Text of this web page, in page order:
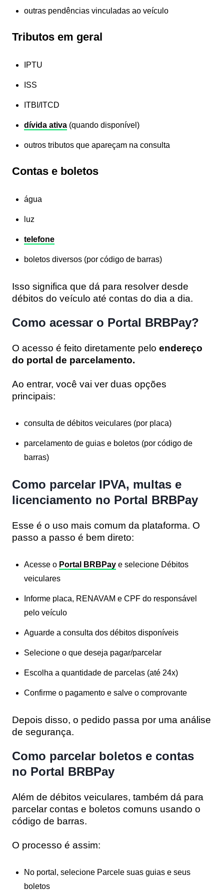
outras pendências vinculadas ao veículo
Tributos em geral
IPTU
ISS
ITBI/ITCD
dívida ativa (quando disponível)
outros tributos que apareçam na consulta
Contas e boletos
água
luz
telefone
boletos diversos (por código de barras)
Isso significa que dá para resolver desde
débitos do veículo até contas do dia a dia.
Como acessar o Portal BRBPay?
O acesso é feito diretamente pelo endereço
do portal de parcelamento.
Ao entrar, você vai ver duas opções
principais:
consulta de débitos veiculares (por placa)
parcelamento de guias e boletos (por código de
barras)
Como parcelar IPVA, multas e
licenciamento no Portal BRBPay
Esse é o uso mais comum da plataforma. O
passo a passo é bem direto:
Acesse o Portal BRBPay e selecione Débitos
veiculares
Informe placa, RENAVAM e CPF do responsável
pelo veículo
Aguarde a consulta dos débitos disponíveis
Selecione o que deseja pagar/parcelar
Escolha a quantidade de parcelas (até 24x)
Confirme o pagamento e salve o comprovante
Depois disso, o pedido passa por uma análise
de segurança.
Como parcelar boletos e contas
no Portal BRBPay
Além de débitos veiculares, também dá para
parcelar contas e boletos comuns usando o
código de barras.
O processo é assim:
No portal, selecione Parcele suas guias e seus
boletos